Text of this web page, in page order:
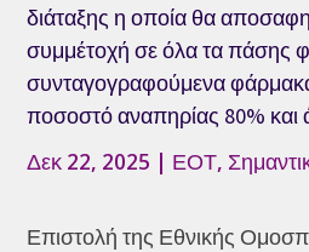
διάταξης η οποία θα
συμμέτοχή σε όλα τα πάσης
συνταγογραφούμενα
ποσοστό αναπηρίας 80% και
Δεκ 22, 2025 | ΕΟΤ,
Επιστολή της Εθνικής